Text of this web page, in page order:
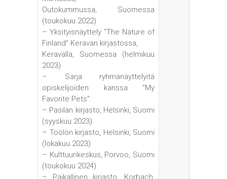
Outokummussa, Suomessa
(toukokuu 2022)
– Yksityisnäyttely “The Nature of
Finland” Keravan kirjastossa,
Keravalla, Suomessa (helmikuu
2023)
– Sarja ryhmänäyttelyitä
opiskelijoiden kanssa “My
Favorite Pets”:
– Pasilan kirjasto, Helsinki, Suomi
(syyskuu 2023)
– Töölön kirjasto, Helsinki, Suomi
(lokakuu 2023)
– Kulttuurikeskus, Porvoo, Suomi
(toukokuu 2024)
– Paikallinen kirjasto, Korbach,